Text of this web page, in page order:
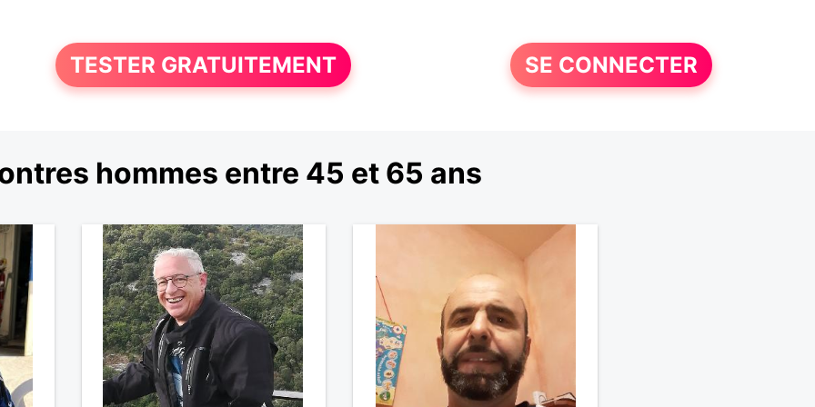
TESTER GRATUITEMENT SE CONNECTER
hommes entre 45 et 65 ans